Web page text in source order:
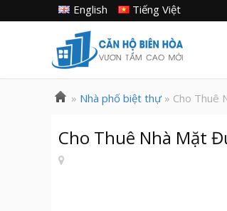
Tiếng Việt
English
» Nhà phố biệt thự » Cho Thuê
Cho Thuê Nhà Mặt